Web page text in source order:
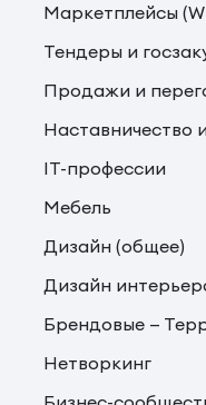
Маркетплейсы
Тендеры и
Продажи и
Наставничество
IT-профессии
Мебель
Дизайн (общее)
Дизайн
Брендовые —
Нетворкинг